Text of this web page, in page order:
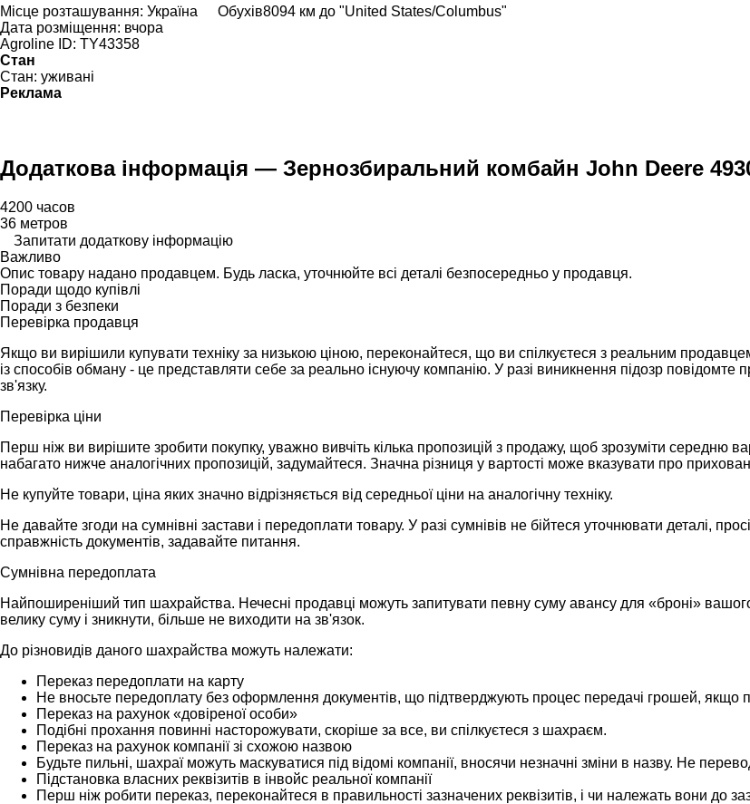
Місце розташування: Україна Обухів8094 км до "United States/Columbus"
Дата розміщення: вчора
Agroline ID: TY43358
Стан
Стан: уживані
Реклама
Додаткова інформація — Зернозбиральний комбайн John Deere
4200 часов
36 метров
Запитати додаткову інформацію
Важливо
Опис товару надано продавцем. Будь ласка, уточнюйте всі деталі безпосередньо у продавця.
Поради щодо купівлі
Поради з безпеки
Перевірка продавця
Якщо ви вирішили купувати техніку за низькою ціною, переконайтеся, що ви спілкуєтеся з реальним
із способів обману - це представляти себе за реально існуючу компанію. У разі виникнення підозр
зв'язку.
Перевірка ціни
Перш ніж ви вирішите зробити покупку, уважно вивчіть кілька пропозицій з продажу, щоб зрозуміти середню
набагато нижче аналогічних пропозицій, задумайтеся. Значна різниця у вартості може вказувати про
Не купуйте товари, ціна яких значно відрізняється від середньої ціни на аналогічну техніку.
Не давайте згоди на сумнівні застави і передоплати товару. У разі сумнівів не бійтеся уточнювати деталі,
справжність документів, задавайте питання.
Сумнівна передоплата
Найпоширеніший тип шахрайства. Нечесні продавці можуть запитувати певну суму авансу для «броні»
велику суму і зникнути, більше не виходити на зв'язок.
До різновидів даного шахрайства можуть належати:
Переказ передоплати на карту
Не вносьте передоплату без оформлення документів, що підтверджують процес передачі грошей, якщо
Переказ на рахунок «довіреної особи»
Подібні прохання повинні насторожувати, скоріше за все, ви спілкуєтеся з шахраєм.
Переказ на рахунок компанії зі схожою назвою
Будьте пильні, шахраї можуть маскуватися під відомі компанії, вносячи незначні зміни в назву. Не
Підстановка власних реквізитів в інвойс реальної компанії
Перш ніж робити переказ, переконайтеся в правильності зазначених реквізитів, і чи належать вони до